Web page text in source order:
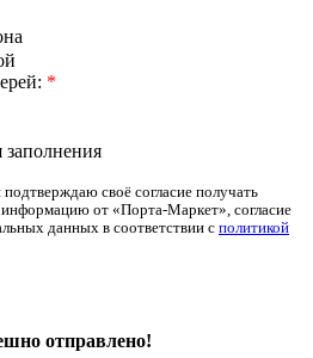
*
заполнения
своё согласие получать
от «Порта-Маркет», согласие
данных в соответствии с политикой
отправлено!